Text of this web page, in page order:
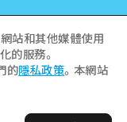
City .
站和其他媒體使用
的服務。
的隱私政策。本網站